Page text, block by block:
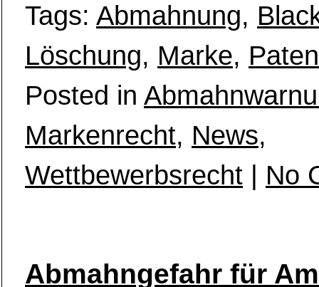
Tags: Abmahnung,
Löschung, Marke,
Posted in
Markenrecht, News,
Wettbewerbsrecht
No
Abmahngefahr für